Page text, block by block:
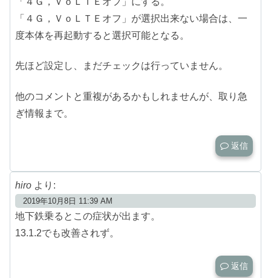
「４Ｇ，ＶｏＬＴＥオフ」が選択出来ない場合は、一
度本体を再起動すると選択可能となる。
先ほど設定し、まだチェックは行っていません。
他のコメントと重複があるかもしれませんが、取り急
ぎ情報まで。
返信
hiro より:
2019年10月8日 11:39 AM
地下鉄乗るとこの症状が出ます。
13.1.2でも改善されず。
返信